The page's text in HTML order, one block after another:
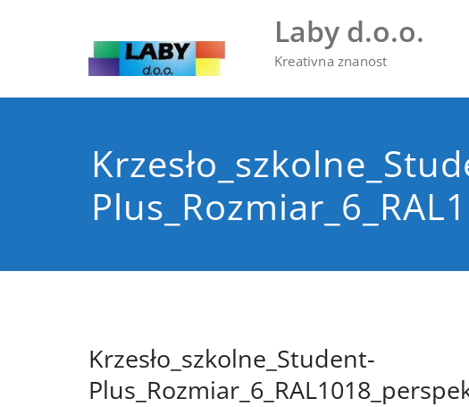
Laby d.o.o.
Kreativna znanost
Krzesło_szkolne_Student-